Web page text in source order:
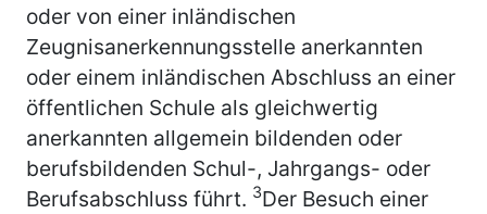
oder von einer inländischen
Zeugnisanerkennungsstelle anerkannten
oder einem inländischen Abschluss an einer
öffentlichen Schule als gleichwertig
anerkannten allgemein bildenden oder
berufsbildenden Schul-, Jahrgangs- oder
Berufsabschluss führt. 3Der Besuch einer